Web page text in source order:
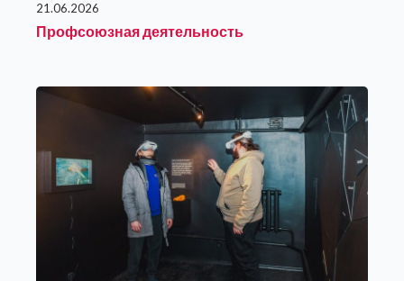
21.06.2026
Профсоюзная деятельность